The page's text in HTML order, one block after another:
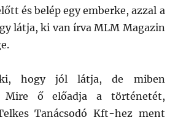
és belép egy emberke, azzal a
látja, ki van írva MLM Magazin
hogy jól látja, de miben
Mire ő előadja a történetét,
Tanácsodó Kft-hez ment